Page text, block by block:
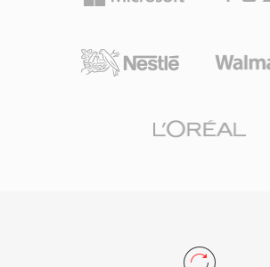
れたマルチメディアフォーマットの
すべての主要オペレーティングシス
録画まで、1990年代から2000年代に
く使用されました。MPEG-1圧縮を
ートで含み、MPEG-2エンコードの
は異なり、エラー回復パケットのオ